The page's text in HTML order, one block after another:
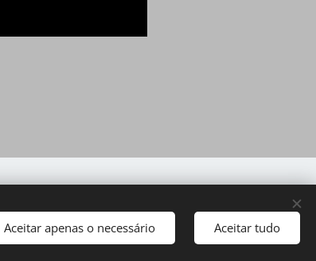
Aceitar apenas o necessário Aceitar tudo